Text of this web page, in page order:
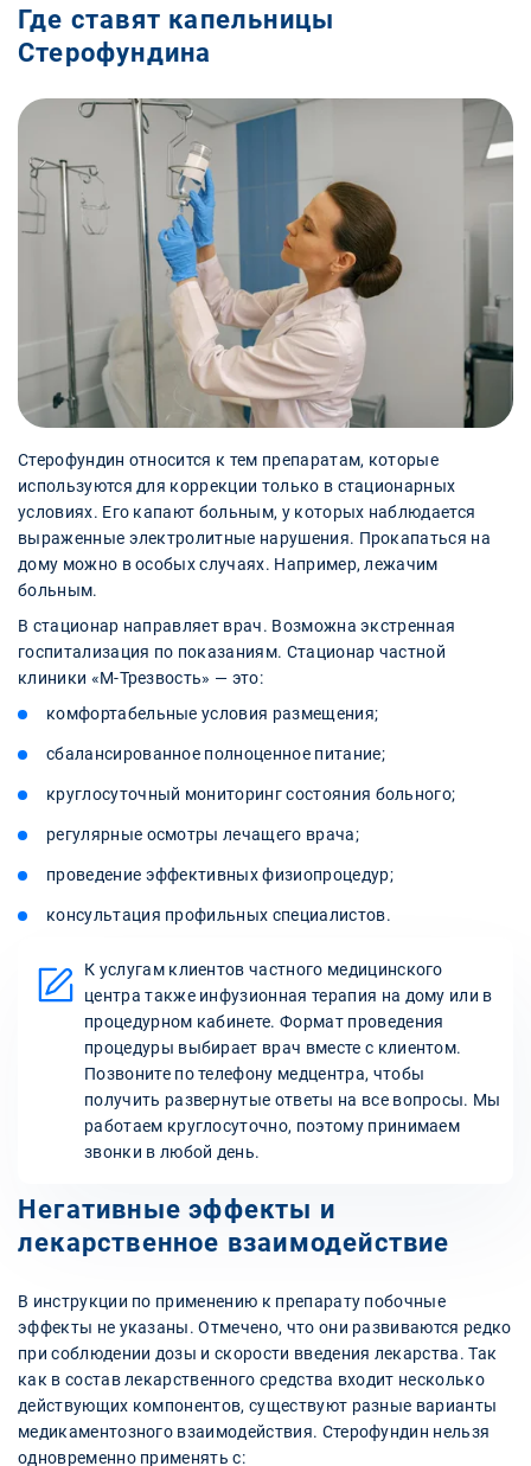
Где ставят капельницы
Стерофундина
Стерофундин относится к тем препаратам, которые
используются для коррекции только в стационарных
условиях. Его капают больным, у которых наблюдается
выраженные электролитные нарушения. Прокапаться на
дому можно в особых случаях. Например, лежачим
больным.
В стационар направляет врач. Возможна экстренная
госпитализация по показаниям. Стационар частной
клиники «‎М-Трезвость» — это:
комфортабельные условия размещения;
сбалансированное полноценное питание;
круглосуточный мониторинг состояния больного;
регулярные осмотры лечащего врача;
проведение эффективных физиопроцедур;
консультация профильных специалистов.
К услугам клиентов частного медицинского
центра также инфузионная терапия на дому или в
процедурном кабинете. Формат проведения
процедуры выбирает врач вместе с клиентом.
Позвоните по телефону медцентра, чтобы
получить развернутые ответы на все вопросы. Мы
работаем круглосуточно, поэтому принимаем
звонки в любой день.
Негативные эффекты и
лекарственное взаимодействие
В инструкции по применению к препарату побочные
эффекты не указаны. Отмечено, что они развиваются редко
при соблюдении дозы и скорости введения лекарства. Так
как в состав лекарственного средства входит несколько
действующих компонентов, существуют разные варианты
медикаментозного взаимодействия. Стерофундин нельзя
одновременно применять с: